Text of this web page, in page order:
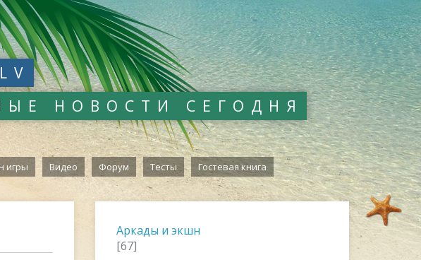
НОВОСТИ СЕГОДНЯ
игры Видео Форум Тесты Гостевая книга
Аркады и экшн
[67]